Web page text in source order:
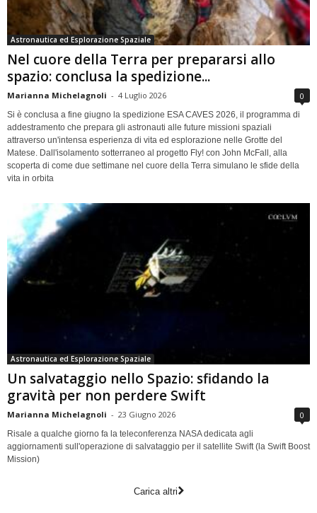
Astronautica ed Esplorazione Spaziale
Nel cuore della Terra per prepararsi allo
spazio: conclusa la spedizione...
Marianna Michelagnoli - 4 Luglio 2026 0
Si è conclusa a fine giugno la spedizione ESA CAVES 2026, il programma di
addestramento che prepara gli astronauti alle future missioni spaziali
attraverso un'intensa esperienza di vita ed esplorazione nelle Grotte del
Matese. Dall'isolamento sotterraneo al progetto Fly! con John McFall, alla
scoperta di come due settimane nel cuore della Terra simulano le sfide della
vita in orbita
Astronautica ed Esplorazione Spaziale
Un salvataggio nello Spazio: sfidando la
gravità per non perdere Swift
Marianna Michelagnoli - 23 Giugno 2026 0
Risale a qualche giorno fa la teleconferenza NASA dedicata agli
aggiornamenti sull'operazione di salvataggio per il satellite Swift (la Swift Boost
Mission)
Carica altri